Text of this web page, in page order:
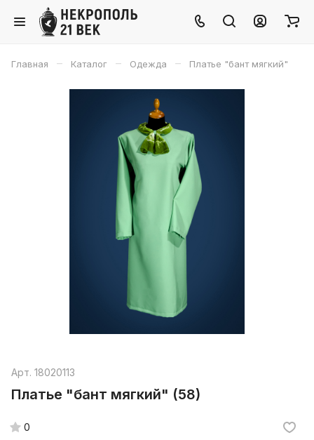
Главная – Каталог – Одежда – Платье "бант мягкий"
Арт. 18020113
Платье "бант мягкий" (58)
0